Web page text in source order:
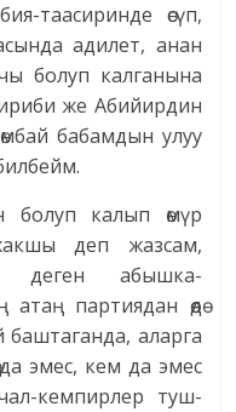
таасиринде өсүп,
адилет, анан
болуп калганына
же Абийирдин
бабамдын улуу
болуп калып өмүр
деп жазсам,
деген абышка-
партиядан өөдө
аларга
да эмес, кем да эмес
кемпирлер туш-